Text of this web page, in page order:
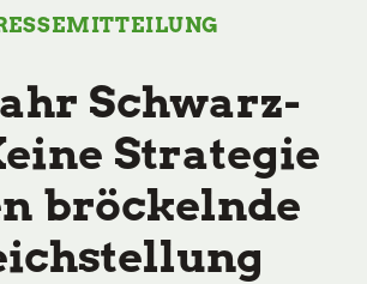
Schwarz-
Strategie
bröckelnde